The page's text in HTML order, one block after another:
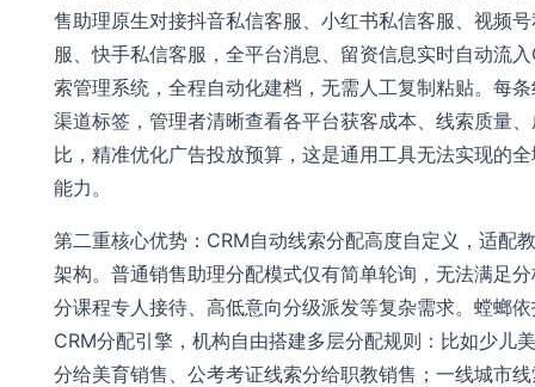
售助理原生对接抖音私信客服、小红书私信客服、视频
服、快手私信客服，全平台消息、留资信息实时自动流
索管理系统，全程自动化建档，无需人工复制粘贴。每
渠道标签，管理者清晰查看各平台获客成本、线索质量
比，精准优化广告投放预算，这是通用工具无法实现的
能力。
第二重核心优势：CRM自动线索分配高度自定义，适配
架构。普通销售助理分配模式仅有简单轮询，无法满足
分课程专人接待、高低意向分级派发等复杂需求。螳螂
CRM分配引擎，机构自由搭建多层分配规则：比如少儿
分给美育销售、公考考证线索分给职教销售；一线城市